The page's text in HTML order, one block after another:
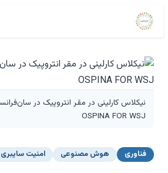
OSPINA FOR WSJ
فناوری هوش مصنوعی امنیت سایبری